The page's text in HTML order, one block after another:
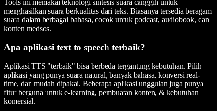
Tools ini memakai teknologi sintesis suara canggih untuk
menghasilkan suara berkualitas dari teks. Biasanya tersedia beragam
suara dalam berbagai bahasa, cocok untuk podcast, audiobook, dan
konten medsos.
Apa aplikasi text to speech terbaik?
Aplikasi TTS "terbaik" bisa berbeda tergantung kebutuhan. Pilih
aplikasi yang punya suara natural, banyak bahasa, konversi real-
time, dan mudah dipakai. Beberapa aplikasi unggulan juga punya
fitur berguna untuk e-learning, pembuatan konten, & kebutuhan
komersial.